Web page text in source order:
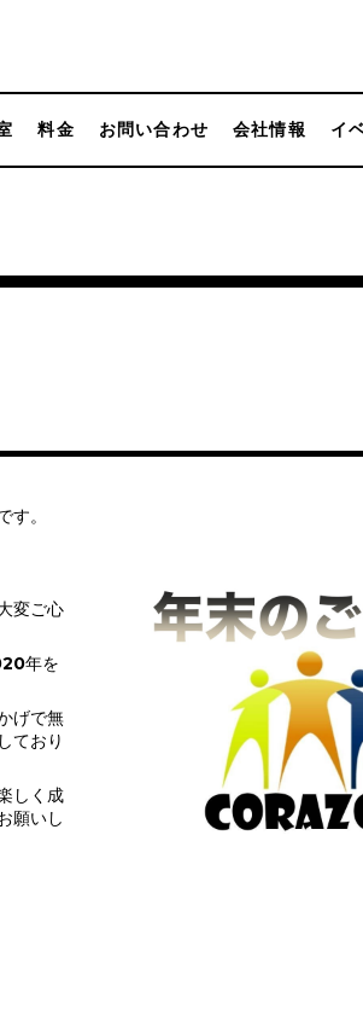
料金 お問い合わせ 会社情報 イ
。
変ご心
年を
げで無
ており
しく成
願いし